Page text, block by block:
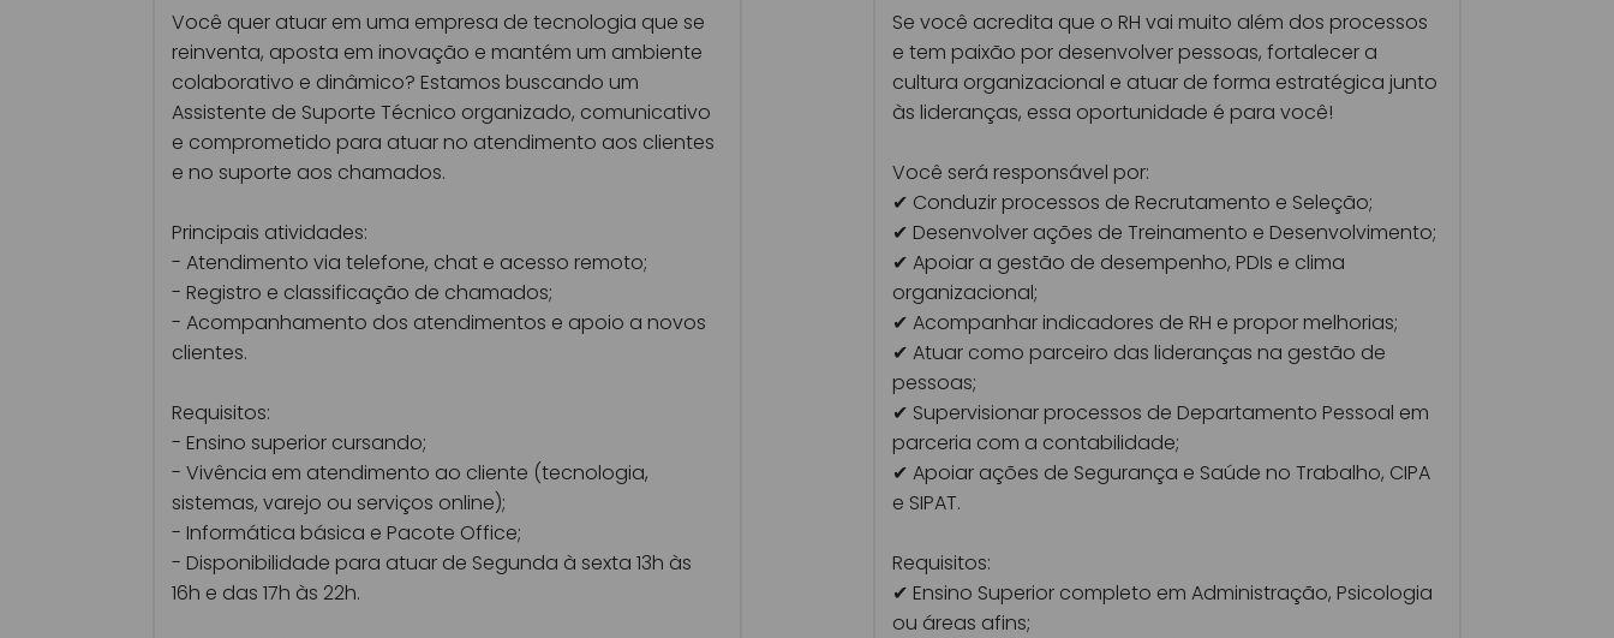
Você quer atuar em uma empresa de tecnologia que se
reinventa, aposta em inovação e mantém um ambiente
colaborativo e dinâmico? Estamos buscando um
Assistente de Suporte Técnico organizado, comunicativo
e comprometido para atuar no atendimento aos clientes
e no suporte aos chamados.
Principais atividades:
- Atendimento via telefone, chat e acesso remoto;
- Registro e classificação de chamados;
- Acompanhamento dos atendimentos e apoio a novos
clientes.
Requisitos:
- Ensino superior cursando;
- Vivência em atendimento ao cliente (tecnologia,
sistemas, varejo ou serviços online);
- Informática básica e Pacote Office;
- Disponibilidade para atuar de Segunda à sexta 13h às
16h e das 17h às 22h.
Se você acredita que o RH vai muito além dos processos
e tem paixão por desenvolver pessoas, fortalecer a
cultura organizacional e atuar de forma estratégica junto
às lideranças, essa oportunidade é para você!
Você será responsável por:
✔ Conduzir processos de Recrutamento e Seleção;
✔ Desenvolver ações de Treinamento e Desenvolvimento;
✔ Apoiar a gestão de desempenho, PDIs e clima
organizacional;
✔ Acompanhar indicadores de RH e propor melhorias;
✔ Atuar como parceiro das lideranças na gestão de
pessoas;
✔ Supervisionar processos de Departamento Pessoal em
parceria com a contabilidade;
✔ Apoiar ações de Segurança e Saúde no Trabalho, CIPA
e SIPAT.
Requisitos:
✔ Ensino Superior completo em Administração, Psicologia
ou áreas afins;